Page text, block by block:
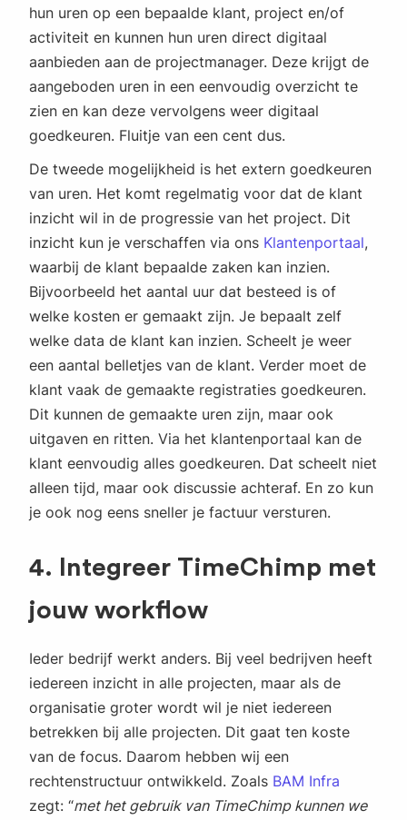
hun uren op een bepaalde klant, project en/of
activiteit en kunnen hun uren direct digitaal
aanbieden aan de projectmanager. Deze krijgt de
aangeboden uren in een eenvoudig overzicht te
zien en kan deze vervolgens weer digitaal
goedkeuren. Fluitje van een cent dus.
De tweede mogelijkheid is het extern goedkeuren
van uren. Het komt regelmatig voor dat de klant
inzicht wil in de progressie van het project. Dit
inzicht kun je verschaffen via ons Klantenportaal,
waarbij de klant bepaalde zaken kan inzien.
Bijvoorbeeld het aantal uur dat besteed is of
welke kosten er gemaakt zijn. Je bepaalt zelf
welke data de klant kan inzien. Scheelt je weer
een aantal belletjes van de klant. Verder moet de
klant vaak de gemaakte registraties goedkeuren.
Dit kunnen de gemaakte uren zijn, maar ook
uitgaven en ritten. Via het klantenportaal kan de
klant eenvoudig alles goedkeuren. Dat scheelt niet
alleen tijd, maar ook discussie achteraf. En zo kun
je ook nog eens sneller je factuur versturen.
4. Integreer TimeChimp met
jouw workflow
Ieder bedrijf werkt anders. Bij veel bedrijven heeft
iedereen inzicht in alle projecten, maar als de
organisatie groter wordt wil je niet iedereen
betrekken bij alle projecten. Dit gaat ten koste
van de focus. Daarom hebben wij een
rechtenstructuur ontwikkeld. Zoals BAM Infra
zegt: “met het gebruik van TimeChimp kunnen we